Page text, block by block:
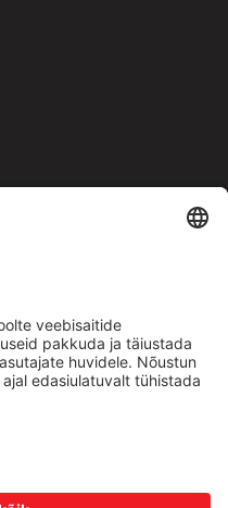
Kontakt